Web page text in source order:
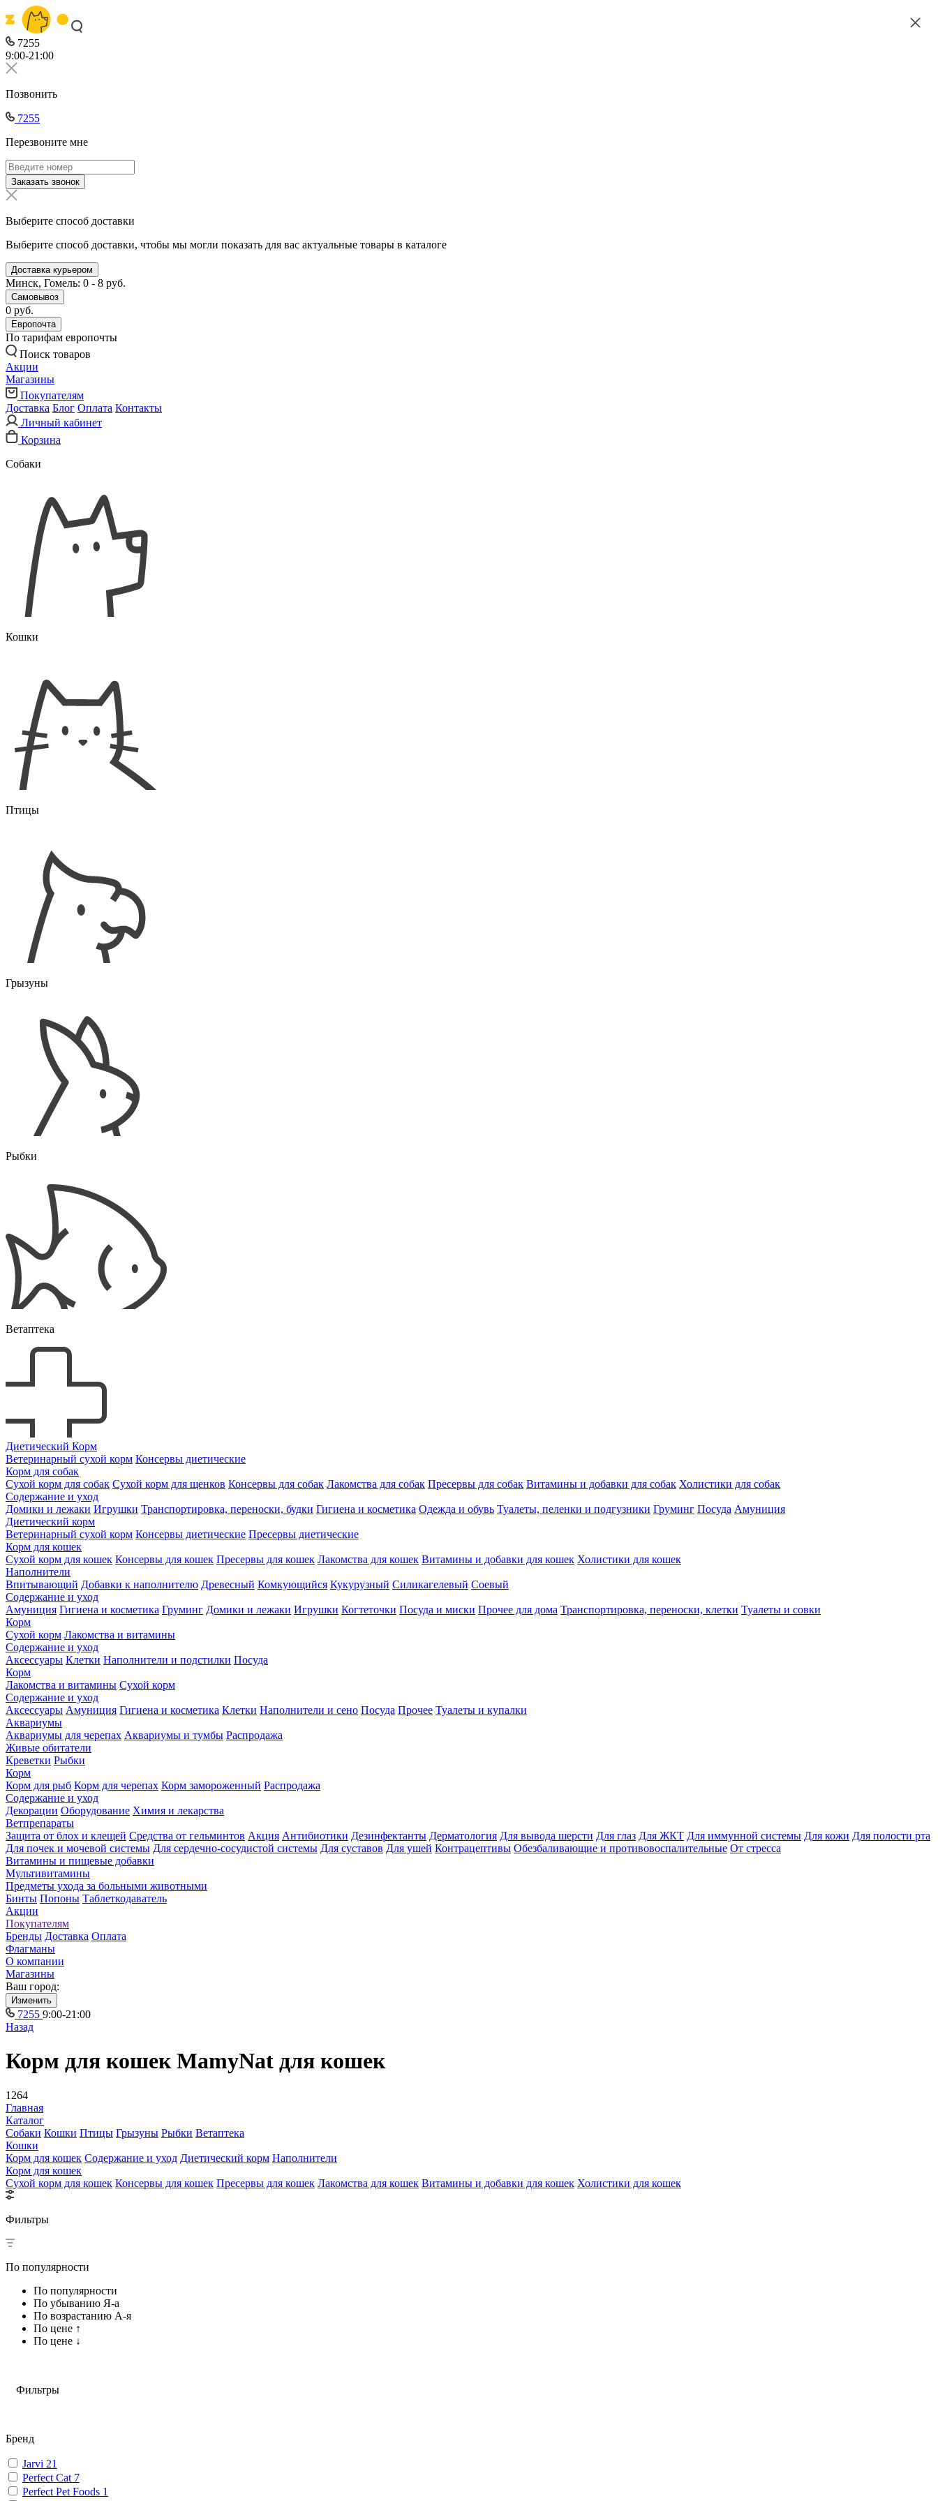
7255
9:00-21:00
Позвонить
7255
Перезвоните мне
Заказать звонок
Выберите способ доставки
Выберите способ доставки, чтобы мы могли показать для вас актуальные товары в каталоге
Доставка курьером
Минск, Гомель: 0 - 8 руб.
Самовывоз
0 руб.
Европочта
По тарифам европочты
Поиск товаров
Акции
Магазины
Покупателям
Доставка Блог Оплата Контакты
Личный кабинет
Корзина
Собаки
Кошки
Птицы
Грызуны
Рыбки
Ветаптека
Диетический Корм
Ветеринарный сухой корм Консервы диетические
Корм для собак
Сухой корм для собак Сухой корм для щенков Консервы для собак Лакомства для собак Пресервы для собак Витамины и добавки для собак Холистики для собак
Содержание и уход
Домики и лежаки Игрушки Транспортировка, переноски, будки Гигиена и косметика Одежда и обувь Туалеты, пеленки и подгузники Груминг Посуда Амуниция
Диетический корм
Ветеринарный сухой корм Консервы диетические Пресервы диетические
Корм для кошек
Сухой корм для кошек Консервы для кошек Пресервы для кошек Лакомства для кошек Витамины и добавки для кошек Холистики для кошек
Наполнители
Впитывающий Добавки к наполнителю Древесный Комкующийся Кукурузный Силикагелевый Соевый
Содержание и уход
Амуниция Гигиена и косметика Груминг Домики и лежаки Игрушки Когтеточки Посуда и миски Прочее для дома Транспортировка, переноски, клетки Туалеты и совки
Корм
Сухой корм Лакомства и витамины
Содержание и уход
Аксессуары Клетки Наполнители и подстилки Посуда
Корм
Лакомства и витамины Сухой корм
Содержание и уход
Аксессуары Амуниция Гигиена и косметика Клетки Наполнители и сено Посуда Прочее Туалеты и купалки
Аквариумы
Аквариумы для черепах Аквариумы и тумбы Распродажа
Живые обитатели
Креветки Рыбки
Корм
Корм для рыб Корм для черепах Корм замороженный Распродажа
Содержание и уход
Декорации Оборудование Химия и лекарства
Ветпрепараты
Защита от блох и клещей Средства от гельминтов Акция Антибиотики Дезинфектанты Дерматология Для вывода шерсти Для глаз Для ЖКТ Для иммунной системы Для кожи Для полости рта
Для почек и мочевой системы Для сердечно-сосудистой системы Для суставов Для ушей Контрацептивы Обезбаливающие и противовоспалительные От стресса
Витамины и пищевые добавки
Мультивитамины
Предметы ухода за больными животными
Бинты Попоны Таблеткодаватель
Акции
Покупателям
Бренды Доставка Оплата
Флагманы
О компании
Магазины
Ваш город:
Изменить
7255 9:00-21:00
Назад
Корм для кошек MamyNat для кошек
1264
Главная
Каталог
Собаки Кошки Птицы Грызуны Рыбки Ветаптека
Кошки
Корм для кошек Содержание и уход Диетический корм Наполнители
Корм для кошек
Сухой корм для кошек Консервы для кошек Пресервы для кошек Лакомства для кошек Витамины и добавки для кошек Холистики для кошек
Фильтры
По популярности
По популярности
По убыванию Я-а
По возрастанию А-я
По цене ↑
По цене ↓
Фильтры
Бренд
Jarvi 21
Perfect Cat 7
Perfect Pet Foods 1